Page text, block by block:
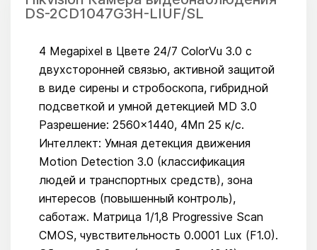
DS-2CD1047G3H-LIUF/SL
4 Megapixel в Цвете 24/7 ColorVu 3.0 с
двухсторонней связью, активной защитой
в виде сирены и стробоскопа, гибридной
подсветкой и умной детекцией MD 3.0
Разрешение: 2560×1440, 4Мп 25 к/с.
Интеллект: Умная детекция движения
Motion Detection 3.0 (классификация
людей и транспортных средств), зона
интересов (повышенный контроль),
саботаж. Матрица 1/1,8 Progressive Scan
CMOS, чувствительность 0.0001 Lux (F1.0).